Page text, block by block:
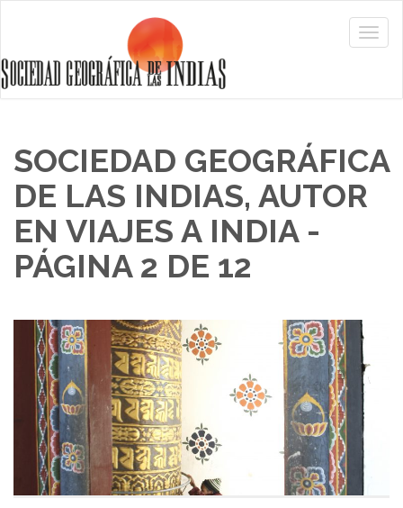
SOCIEDAD GEOGRÁFICA
DE LAS INDIAS, AUTOR
EN VIAJES A INDIA -
PÁGINA 2 DE 12